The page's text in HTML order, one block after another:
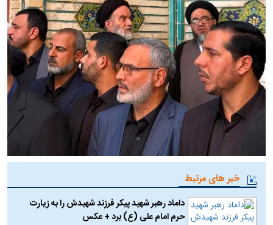
خبر های مرتبط
داماد رهبر شهید پیکر فرزند شهیدش را به زیارت
حرم امام علی (ع) برد + عکس